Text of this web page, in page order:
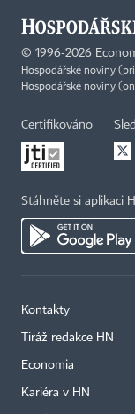
© 1996-2026
Hospodářské noviny
Hospodářské noviny
Certifikováno
Stáhněte si aplikaci
Kontakty
Tiráž redakce HN
Economia
Kariéra v HN